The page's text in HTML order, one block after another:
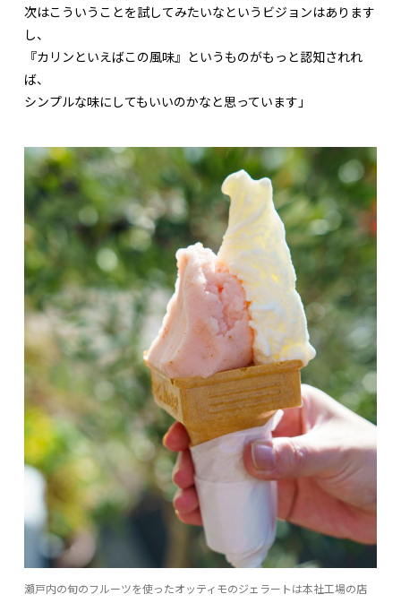
次はこういうことを試してみたいなというビジョンはあります
し、
『カリンといえばこの風味』というものがもっと認知されれ
ば、
シンプルな味にしてもいいのかなと思っています」
瀬戸内の旬のフルーツを使ったオッティモのジェラートは本社工場の店